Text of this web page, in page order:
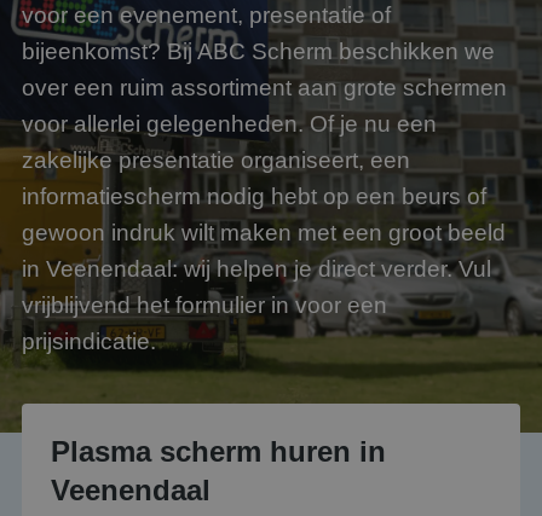
voor een evenement, presentatie of
bijeenkomst? Bij ABC Scherm beschikken we
over een ruim assortiment aan grote schermen
voor allerlei gelegenheden. Of je nu een
zakelijke presentatie organiseert, een
informatiescherm nodig hebt op een beurs of
gewoon indruk wilt maken met een groot beeld
in Veenendaal: wij helpen je direct verder. Vul
vrijblijvend het formulier in voor een
prijsindicatie.
Plasma scherm huren in
Veenendaal